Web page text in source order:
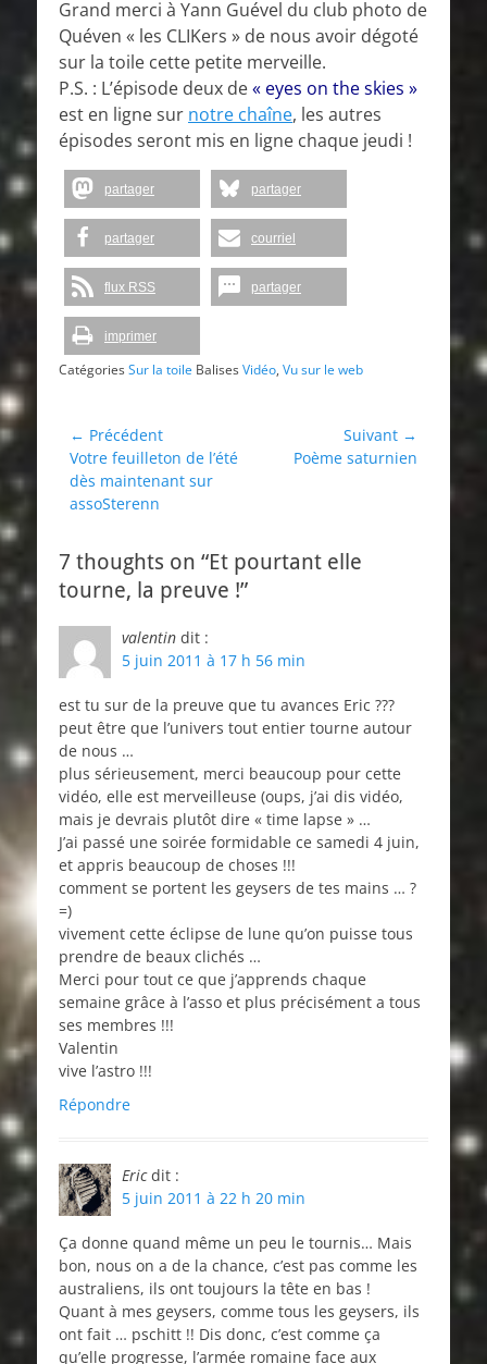
Grand merci à Yann Guével du club photo de
Quéven « les CLIKers » de nous avoir dégoté
sur la toile cette petite merveille.
P.S. : L’épisode deux de« eyes on the skies »
est en ligne sur notre chaîne, les autres
épisodes seront mis en ligne chaque jeudi !
partager partager
partager courriel
flux RSS partager
imprimer
CatégoriesSur la toile BalisesVidéo, Vu sur le web
Navigation
de
l’article
← Précédent
Article
précédent :
Votre feuilleton de l’été
dès maintenant sur
assoSterenn
Suivant →
Poème saturnien
7 thoughts on “Et pourtant elle
tourne, la preuve !”
valentin dit :
5 juin 2011 à 17 h 56 min
est tu sur de la preuve que tu avances Eric ???
peut être que l’univers tout entier tourne autour
de nous …
plus sérieusement, merci beaucoup pour cette
vidéo, elle est merveilleuse (oups, j’ai dis vidéo,
mais je devrais plutôt dire « time lapse » …
J’ai passé une soirée formidable ce samedi 4 juin,
et appris beaucoup de choses !!!
comment se portent les geysers de tes mains … ?
=)
vivement cette éclipse de lune qu’on puisse tous
prendre de beaux clichés …
Merci pour tout ce que j’apprends chaque
semaine grâce à l’asso et plus précisément a tous
ses membres !!!
Valentin
vive l’astro !!!
Répondre
Eric dit :
5 juin 2011 à 22 h 20 min
Ça donne quand même un peu le tournis… Mais
bon, nous on a de la chance, c’est pas comme les
australiens, ils ont toujours la tête en bas !
Quant à mes geysers, comme tous les geysers, ils
ont fait … pschitt !! Dis donc, c’est comme ça
qu’elle progresse, l’armée romaine face aux